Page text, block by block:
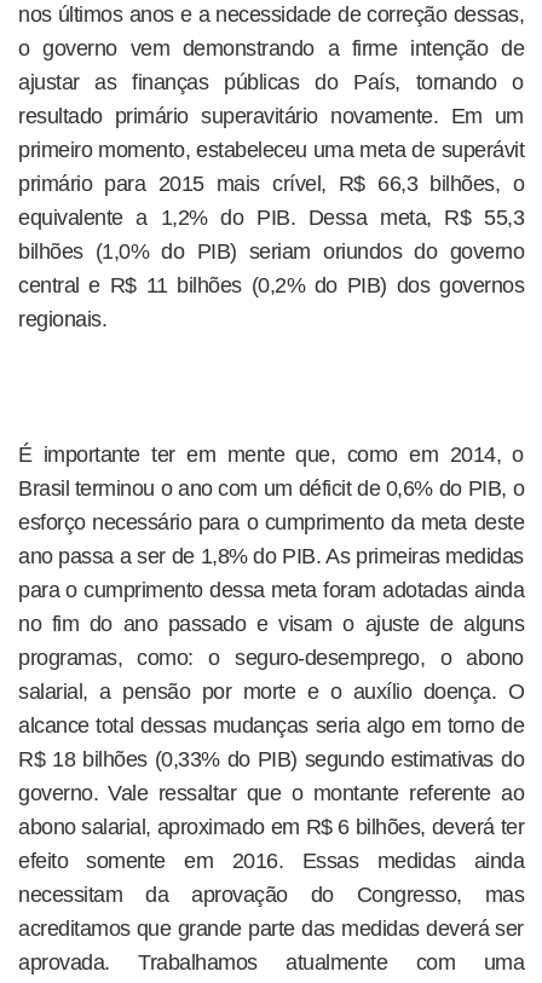
nos últimos anos e a necessidade de correção dessas,
o governo vem demonstrando a firme intenção de
ajustar as finanças públicas do País, tornando o
resultado primário superavitário novamente. Em um
primeiro momento, estabeleceu uma meta de superávit
primário para 2015 mais crível, R$ 66,3 bilhões, o
equivalente a 1,2% do PIB. Dessa meta, R$ 55,3
bilhões (1,0% do PIB) seriam oriundos do governo
central e R$ 11 bilhões (0,2% do PIB) dos governos
regionais.
É importante ter em mente que, como em 2014, o
Brasil terminou o ano com um déficit de 0,6% do PIB, o
esforço necessário para o cumprimento da meta deste
ano passa a ser de 1,8% do PIB. As primeiras medidas
para o cumprimento dessa meta foram adotadas ainda
no fim do ano passado e visam o ajuste de alguns
programas, como: o seguro-desemprego, o abono
salarial, a pensão por morte e o auxílio doença. O
alcance total dessas mudanças seria algo em torno de
R$ 18 bilhões (0,33% do PIB) segundo estimativas do
governo. Vale ressaltar que o montante referente ao
abono salarial, aproximado em R$ 6 bilhões, deverá ter
efeito somente em 2016. Essas medidas ainda
necessitam da aprovação do Congresso, mas
acreditamos que grande parte das medidas deverá ser
aprovada. Trabalhamos atualmente com uma